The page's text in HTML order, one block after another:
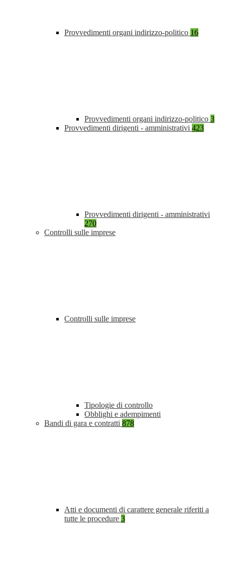
Provvedimenti organi indirizzo-politico 16
Provvedimenti organi indirizzo-politico 3
Provvedimenti dirigenti - amministrativi 423
Provvedimenti dirigenti - amministrativi
270
Controlli sulle imprese
Controlli sulle imprese
Tipologie di controllo
Obblighi e adempimenti
Bandi di gara e contratti 878
Atti e documenti di carattere generale riferiti a
tutte le procedure 3